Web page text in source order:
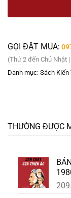
GỌI ĐẶT MUA:
(Thứ 2 đến Chủ Nhật
Danh mục: Sách Kiến
THƯỜNG ĐƯỢC